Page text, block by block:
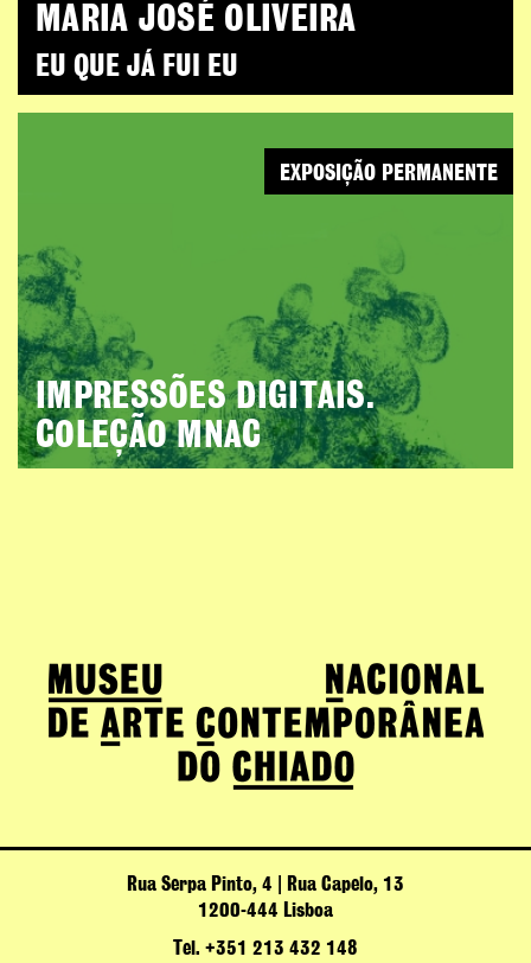
MARIA JOSÉ OLIVEIRA
EU QUE JÁ FUI EU
IMPRESSÕES DIGITAIS.
COLEÇÃO MNAC
EXPOSIÇÃO PERMANENTE
Rua Serpa Pinto, 4 | Rua Capelo, 13
1200-444 Lisboa
Tel. +351 213 432 148